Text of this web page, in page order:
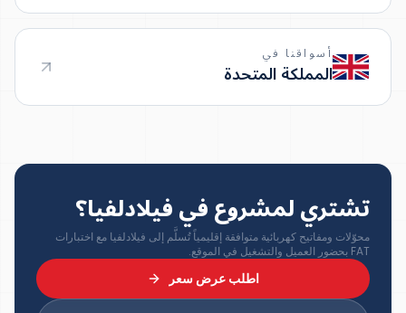
أسواقنا في
المملكة المتحدة
تشتري لمشروع في فيلادلفيا؟
محوّلات ومفاتيح كهربائية متوافقة إقليمياً تُسلَّم إلى فيلادلفيا مع اختبارات
FAT بحضور العميل والتشغيل في الموقع.
اطلب عرض سعر